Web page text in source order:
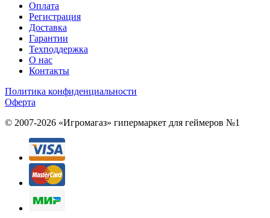
Оплата
Регистрация
Доставка
Гарантии
Техподдержка
О нас
Контакты
Политика конфиденциальности
Оферта
© 2007-2026 «Игромагаз» гипермаркет для геймеров №1